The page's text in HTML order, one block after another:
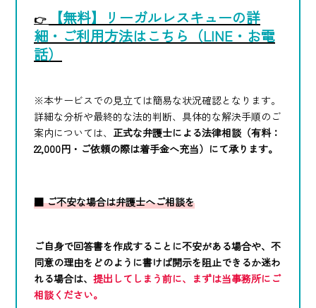
👉
【無料】リーガルレスキューの詳
細・ご利用方法はこちら（LINE・お電
話）
※本サービスでの見立ては簡易な状況確認となります。
詳細な分析や最終的な法的判断、具体的な解決手順のご
案内については、 正式な弁護士による法律相談（有料：
22,000円・ご依頼の際は着手金へ充当）にて承ります。
■ ご不安な場合は弁護士へご相談を
ご自身で回答書を作成することに不安がある場合や、不
同意の理由をどのように書けば開示を阻止できるか迷わ
れる場合は、 提出してしまう前に、まずは当事務所にご
相談ください。